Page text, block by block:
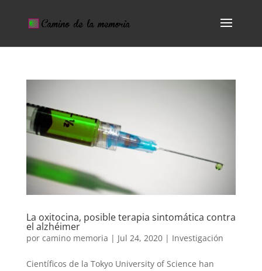
La oxitocina, posible terapia sintomática contra
el alzhéimer
por camino memoria | Jul 24, 2020| Investigación
Científicos de la Tokyo University of Science han